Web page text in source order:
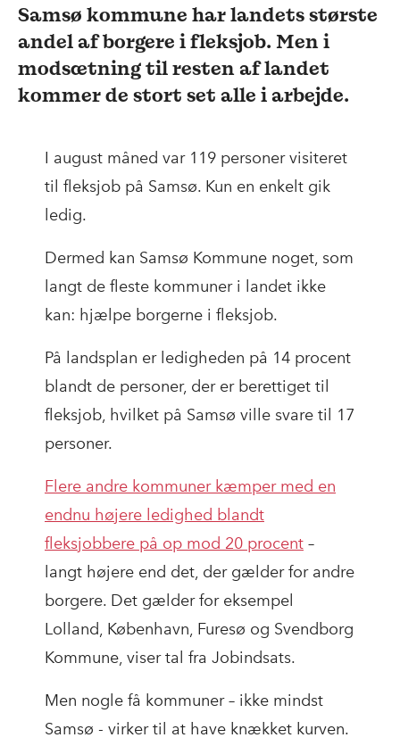
Samsø kommune har landets største
andel af borgere i fleksjob. Men i
modsætning til resten af landet
kommer de stort set alle i arbejde.
I august måned var 119 personer visiteret
til fleksjob på Samsø. Kun en enkelt gik
ledig.
Dermed kan Samsø Kommune noget, som
langt de fleste kommuner i landet ikke
kan: hjælpe borgerne i fleksjob.
På landsplan er ledigheden på 14 procent
blandt de personer, der er berettiget til
fleksjob, hvilket på Samsø ville svare til 17
personer.
Flere andre kommuner kæmper med en
endnu højere ledighed blandt
fleksjobbere på op mod 20 procent –
langt højere end det, der gælder for andre
borgere. Det gælder for eksempel
Lolland, København, Furesø og Svendborg
Kommune, viser tal fra Jobindsats.
Men nogle få kommuner – ikke mindst
Samsø - virker til at have knækket kurven.